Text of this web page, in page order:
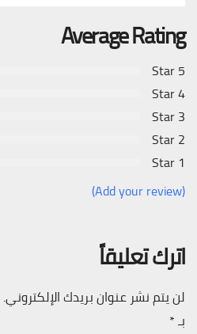
Average Rating
5 Star
4 Star
3 Star
2 Star
1 Star
(Add your review)
اترك تعليقاً
لن يتم نشر عنوان بريدك الإلكتروني.
بـ*